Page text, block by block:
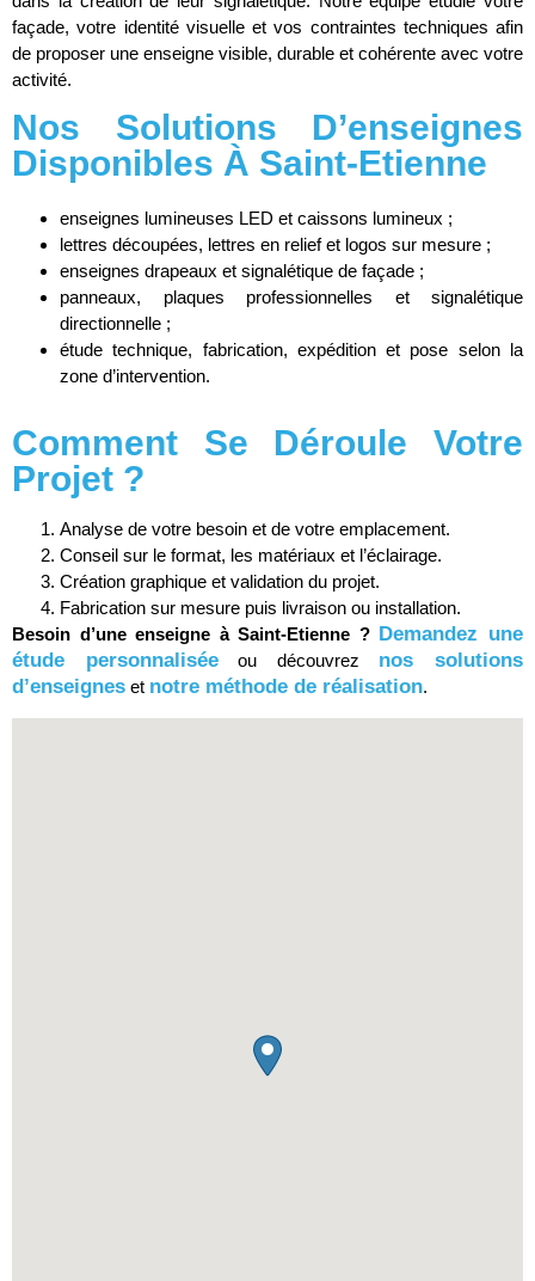
façade, votre identité visuelle et vos contraintes techniques afin
de proposer une enseigne visible, durable et cohérente avec votre
activité.
Nos Solutions D’enseignes
Disponibles À Saint-Etienne
enseignes lumineuses LED et caissons lumineux ;
lettres découpées, lettres en relief et logos sur mesure ;
enseignes drapeaux et signalétique de façade ;
panneaux, plaques professionnelles et signalétique
directionnelle ;
étude technique, fabrication, expédition et pose selon la
zone d’intervention.
Comment Se Déroule Votre
Projet ?
Analyse de votre besoin et de votre emplacement.
Conseil sur le format, les matériaux et l’éclairage.
Création graphique et validation du projet.
Fabrication sur mesure puis livraison ou installation.
Besoin d’une enseigne à Saint-Etienne ? Demandez une
étude personnaliséeou découvrez nos solutions
d’enseignes et notre méthode de réalisation.